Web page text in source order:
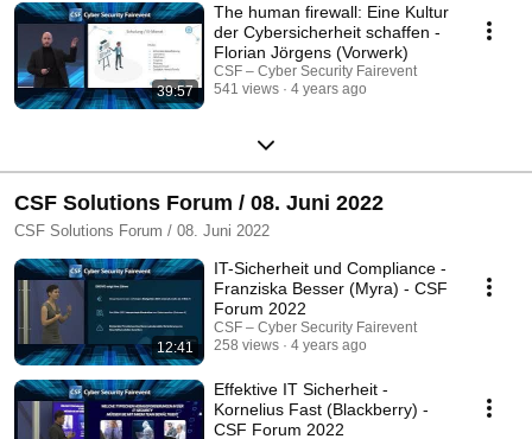
39:57
The human firewall: Eine Kultur
der Cybersicherheit schaffen -
Florian Jörgens (Vorwerk)
CSF – Cyber Security Fairevent
541 views
4 years ago
CSF Solutions Forum / 08. Juni 2022
CSF Solutions Forum / 08. Juni 2022
12:41
IT-Sicherheit und Compliance -
Franziska Besser (Myra) - CSF
Forum 2022
CSF – Cyber Security Fairevent
258 views
4 years ago
Effektive IT Sicherheit -
Kornelius Fast (Blackberry) -
CSF Forum 2022